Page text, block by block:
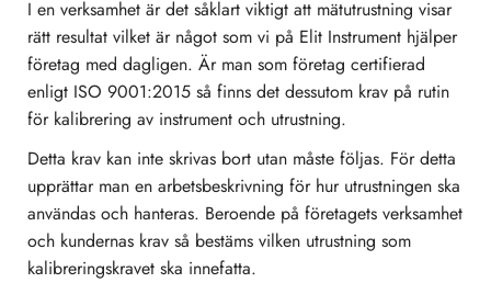
I en verksamhet är det såklart viktigt att mätutrustning visar
rätt resultat vilket är något som vi på Elit Instrument hjälper
företag med dagligen. Är man som företag certifierad
enligt ISO 9001:2015 så finns det dessutom krav på rutin
för kalibrering av instrument och utrustning.
Detta krav kan inte skrivas bort utan måste följas. För detta
upprättar man en arbetsbeskrivning för hur utrustningen ska
användas och hanteras. Beroende på företagets verksamhet
och kundernas krav så bestäms vilken utrustning som
kalibreringskravet ska innefatta.